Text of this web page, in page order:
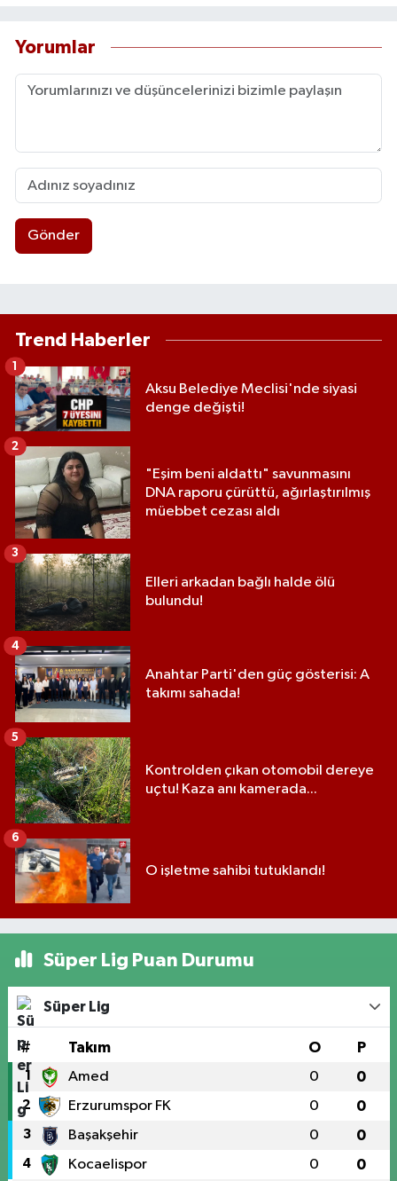
Yorumlar
Gönder
Trend Haberler
Aksu Belediye Meclisi'nde siyasi
denge değişti!
1
"Eşim beni aldattı" savunmasını
DNA raporu çürüttü, ağırlaştırılmış
müebbet cezası aldı
2
Elleri arkadan bağlı halde ölü
bulundu!
3
Anahtar Parti'den güç gösterisi: A
takımı sahada!
4
Kontrolden çıkan otomobil dereye
uçtu! Kaza anı kamerada...
5
O işletme sahibi tutuklandı!
6
Süper Lig Puan Durumu
Süper Lig
# Takım O P
1 Amed 0 0
2 Erzurumspor FK 0 0
3 Başakşehir 0 0
4 Kocaelispor 0 0